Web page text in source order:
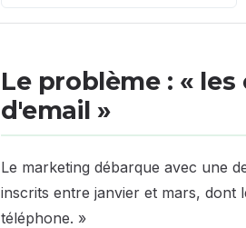
Le problème : «
d'email »
Le marketing débarque avec une
inscrits entre janvier et mars, dont
téléphone. »